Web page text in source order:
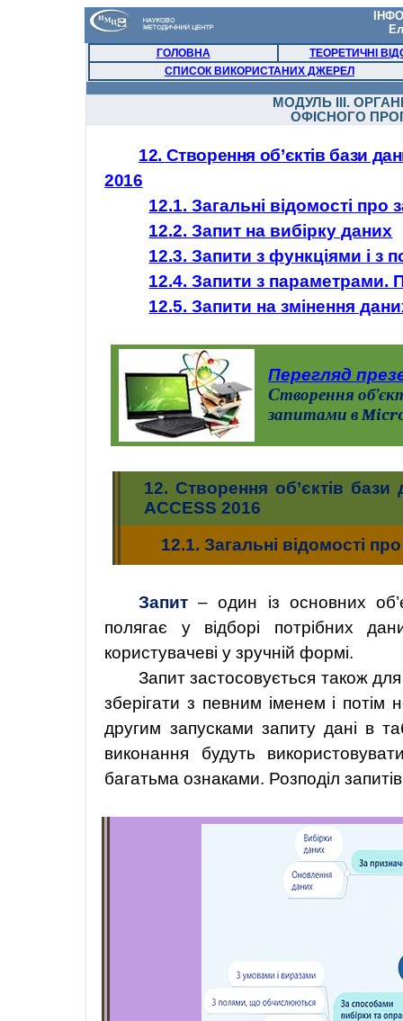
ГОЛОВНА
ТЕОРЕТИЧНІ
СПИСОК ВИКОРИСТАНИХ ДЖЕРЕЛ
МОДУЛЬ ІІІ .
ОФІСНОГО
12. Створення об’єктів бази
2016
12.1. Загальні відомості про
12.2. Запит на вибірку даних
12.3. Запити з функціями і
12.4. Запити з параметрами.
12.5. Запити на змінення
Перегляд
Створення
запитами в
12. Створення об’єктів
ACCESS 2016
12.1. Загальні відомості
Запит – один із основних
полягає у відборі потрібних
користувачеві у зручній формі.
Запит застосовується також
зберігати з певним іменем і
другим запусками запиту дані в
виконання будуть
багатьма ознаками. Розподіл